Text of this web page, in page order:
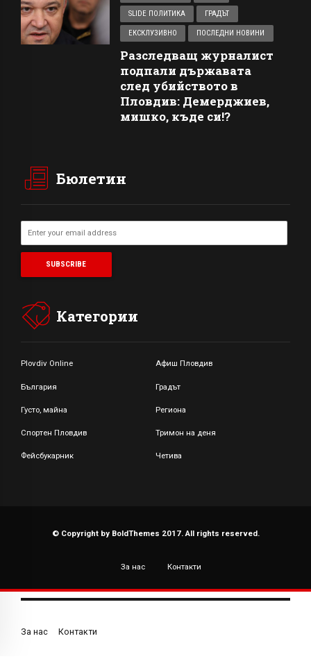
SLIDE ПОЛИТИКА ГРАДЪТ
ЕКСКЛУЗИВНО ПОСЛЕДНИ НОВИНИ
Разследващ журналист
подпали държавата
след убийството в
Пловдив: Демерджиев,
мишко, къде си!?
Бюлетин
Категории
Plovdiv Online Афиш Пловдив
България Градът
Густо, майна Региона
Спортен Пловдив Тримон на деня
Фейсбукарник Четива
© Copyright by BoldThemes 2017. All rights reserved.
За нас Контакти
За нас Контакти